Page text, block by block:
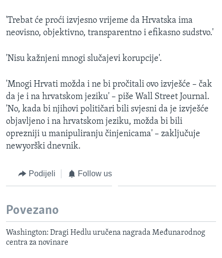
'Trebat će proći izvjesno vrijeme da Hrvatska ima
neovisno, objektivno, transparentno i efikasno sudstvo.'
'Nisu kažnjeni mnogi slučajevi korupcije'.
'Mnogi Hrvati možda i ne bi pročitali ovo izvješće – čak
da je i na hrvatskom jeziku' – piše Wall Street Journal.
'No, kada bi njihovi političari bili svjesni da je izvješće
objavljeno i na hrvatskom jeziku, možda bi bili
oprezniji u manipuliranju činjenicama' – zaključuje
newyorški dnevnik.
Podijeli Follow us
Povezano
Washington: Dragi Hedlu uručena nagrada Međunarodnog
centra za novinare